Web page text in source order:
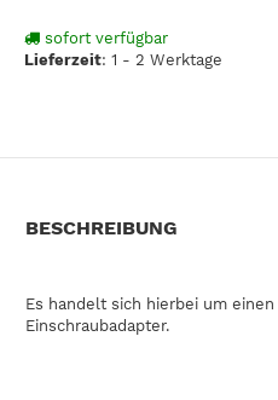
sofort verfügbar
Lieferzeit: 1 - 2 Werktage
BESCHREIBUNG
Es handelt sich hierbei um
Einschraubadapter.